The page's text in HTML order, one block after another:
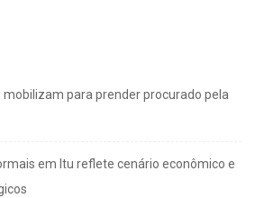
para prender procurado pela
em Itu reflete cenário econômico e